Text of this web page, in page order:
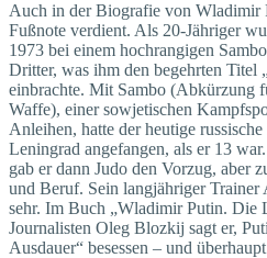
Auch in der Biografie von Wladimir
Fußnote verdient. Als 20-Jähriger
1973 bei einem hochrangigen
Dritter, was ihm den begehrten Titel
einbrachte. Mit Sambo (Abkürzung
Waffe), einer sowjetischen
Anleihen, hatte der heutige
Leningrad angefangen, als er 13
gab er dann Judo den Vorzug, aber
und Beruf. Sein langjähriger Trainer
sehr. Im Buch „Wladimir Putin. Die
Journalisten Oleg Blozkij sagt er,
Ausdauer“ besessen – und